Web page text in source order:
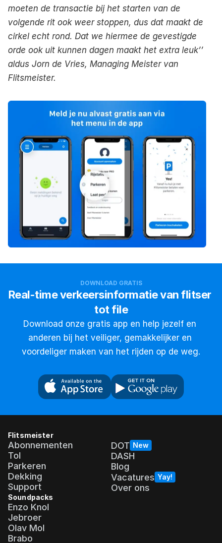
moeten de transactie bij het starten van de
volgende rit ook weer stoppen, dus dat maakt de
cirkel echt rond. Dat we hiermee de gevestigde
orde ook uit kunnen dagen maakt het extra leuk’’
aldus Jorn de Vries, Managing Meister van
Flitsmeister.
DOWNLOAD GRATIS
Real-time verkeersinformatie van flitser
tot file
Download onze gratis app en help jezelf en
anderen bij het veiliger, gemakkelijker en
voordeliger maken van het rijden op de weg.
Flitsmeister
Abonnementen
Tol
Parkeren
Dekking
Support
DOT New
DASH
Blog
Vacatures Yay!
Over ons
Soundpacks
Enzo Knol
Jebroer
Olav Mol
Brabo